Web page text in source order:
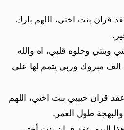
قران بنت اختي، اللهم بارك
وبنتي وحلوه قلبي، اه والله
الف مبروك وربي يتمم لها على
قران حبيبي بنت اختي، اللهم
والبهجة طول العمر.